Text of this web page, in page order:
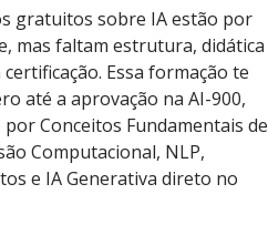
gratuitos sobre IA estão por
mas faltam estrutura, didática
Essa formação te
até a aprovação na AI-900,
por Conceitos Fundamentais de
Computacional, NLP,
e IA Generativa direto no